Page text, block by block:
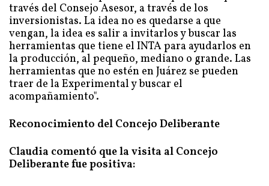
través del Consejo Asesor, a través de los
inversionistas. La idea no es quedarse a que
vengan, la idea es salir a invitarlos y buscar las
herramientas que tiene el INTA para ayudarlos en
la producción, al pequeño, mediano o grande. Las
herramientas que no estén en Juárez se pueden
traer de la Experimental y buscar el
acompañamiento".
Reconocimiento del Concejo Deliberante
Claudia comentó que la visita al Concejo
Deliberante fue positiva: